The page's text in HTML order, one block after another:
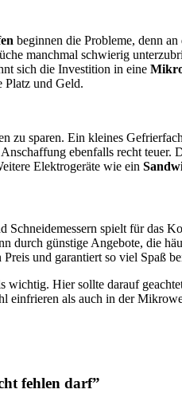
beginnen die Probleme, denn
manchmal schwierig
sich die Investition in eine
Platz und Geld.
zu sparen. Ein kleines
ebenfalls recht
Elektrogeräte wie ein
spielt für das
durch günstige Angebote, die
und garantiert so viel Spaß
Hier sollte darauf
einfrieren als auch in der
fehlen darf”